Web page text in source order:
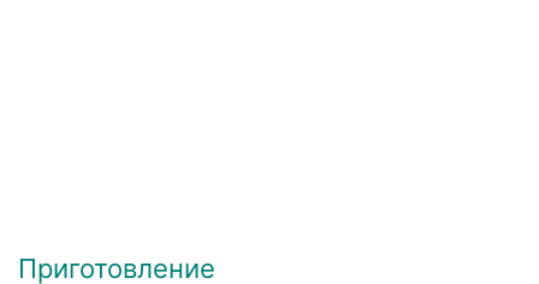
Приготовление